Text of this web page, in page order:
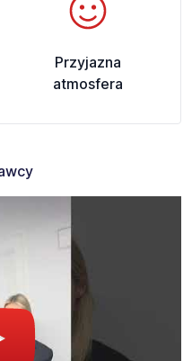
Przyjazna
atmosfera